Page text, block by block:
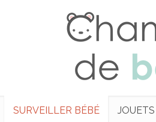
SURVEILLER BÉBÉ JOUETS